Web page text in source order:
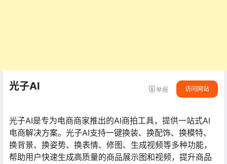
光子AI 举报 访问网站
光子AI是专为电商商家推出的AI商拍工具，提供一站式AI
电商解决方案。光子AI支持一键换装、换配饰、换模特、
换背景、换姿势、换表情、修图、生成视频等多种功能，
帮助用户快速生成高质量的商品展示图和视频，提升商品